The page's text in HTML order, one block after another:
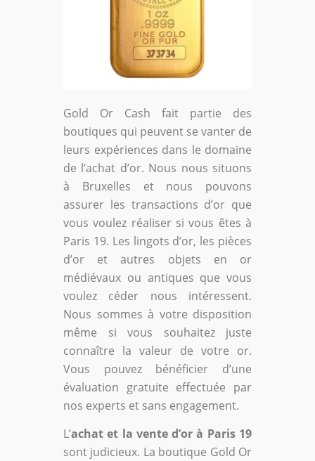
Gold Or Cash fait partie des
boutiques qui peuvent se vanter de
leurs expériences dans le domaine
de l’achat d’or. Nous nous situons
à Bruxelles et nous pouvons
assurer les transactions d’or que
vous voulez réaliser si vous êtes à
Paris 19. Les lingots d’or, les pièces
d’or et autres objets en or
médiévaux ou antiques que vous
voulez céder nous intéressent.
Nous sommes à votre disposition
même si vous souhaitez juste
connaître la valeur de votre or.
Vous pouvez bénéficier d’une
évaluation gratuite effectuée par
nos experts et sans engagement.
L’achat et la vente d’or à Paris 19
sont judicieux. La boutique Gold Or